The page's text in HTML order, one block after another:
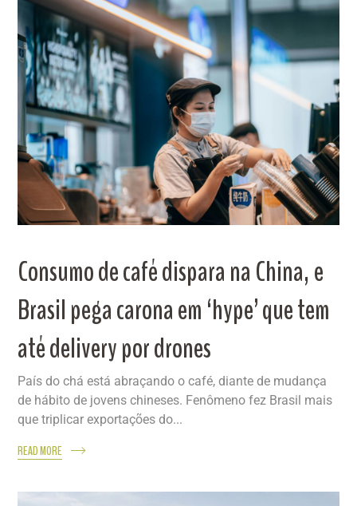
Consumo de café dispara na China, e
Brasil pega carona em ‘hype’ que tem
até delivery por drones
País do chá está abraçando o café, diante de mudança
de hábito de jovens chineses. Fenômeno fez Brasil mais
que triplicar exportações do...
READ MORE